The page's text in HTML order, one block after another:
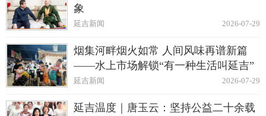
象
2026-07-29
延吉新闻
烟集河畔烟火如常 人间风味再谱新篇
——水上市场解锁“有一种生活叫延吉”
2026-07-29
延吉新闻
延吉温度｜唐玉云：坚持公益二十余载